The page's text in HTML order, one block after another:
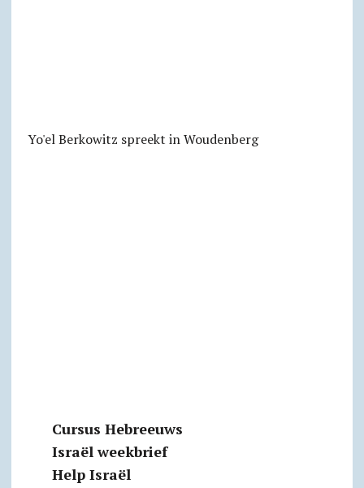
Yo'el Berkowitz spreekt in Woudenberg
Cursus Hebreeuws
Israël weekbrief
Help Israël